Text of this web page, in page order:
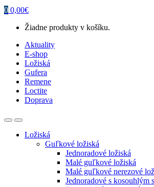
0 0,00€
Žiadne produkty v košíku.
Aktuality
E-shop
Ložiská
Gufera
Remene
Loctite
Doprava
Ložiská
Guľkové ložiská
Jednoradové ložiská
Malé guľkové ložiská
Malé guľkové nerezové
Jednoradové s kosouhlým